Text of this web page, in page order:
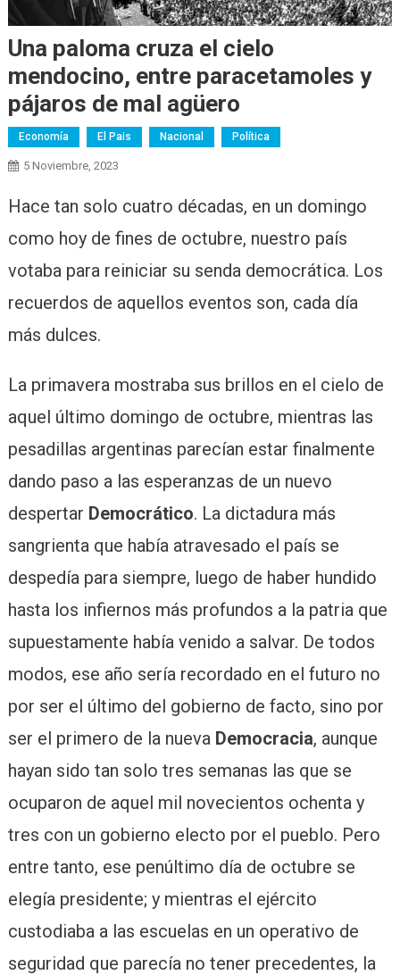
Una paloma cruza el cielo
mendocino, entre paracetamoles y
pájaros de mal agüero
Economía El Pais Nacional Política
5 Noviembre, 2023
Hace tan solo cuatro décadas, en un domingo
como hoy de fines de octubre, nuestro país
votaba para reiniciar su senda democrática. Los
recuerdos de aquellos eventos son, cada día
más dulces.
La primavera mostraba sus brillos en el cielo de
aquel último domingo de octubre, mientras las
pesadillas argentinas parecían estar finalmente
dando paso a las esperanzas de un nuevo
despertar Democrático. La dictadura más
sangrienta que había atravesado el país se
despedía para siempre, luego de haber hundido
hasta los infiernos más profundos a la patria que
supuestamente había venido a salvar. De todos
modos, ese año sería recordado en el futuro no
por ser el último del gobierno de facto, sino por
ser el primero de la nueva Democracia, aunque
hayan sido tan solo tres semanas las que se
ocuparon de aquel mil novecientos ochenta y
tres con un gobierno electo por el pueblo. Pero
entre tanto, ese penúltimo día de octubre se
elegía presidente; y mientras el ejército
custodiaba a las escuelas en un operativo de
seguridad que parecía no tener precedentes, la